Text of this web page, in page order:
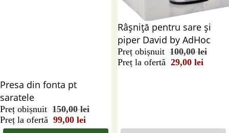
Reducere 34%
Presa din fonta pt
saratele
Preț obișnuit 150,00 lei
Preț la ofertă 99,00 lei
Stoc epuizat
Râșniță pentru sare și
piper David by AdHoc
Preț obișnuit 100,00 lei
Preț la ofertă 29,00 lei